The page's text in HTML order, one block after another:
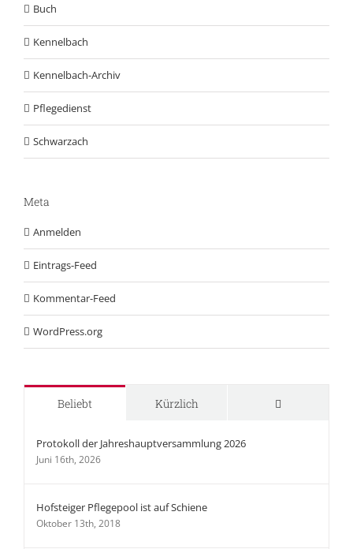
Buch
Kennelbach
Kennelbach-Archiv
Pflegedienst
Schwarzach
Meta
Anmelden
Eintrags-Feed
Kommentar-Feed
WordPress.org
Beliebt Kürzlich
Protokoll der Jahreshauptversammlung 2026
Juni 16th, 2026
Hofsteiger Pflegepool ist auf Schiene
Oktober 13th, 2018